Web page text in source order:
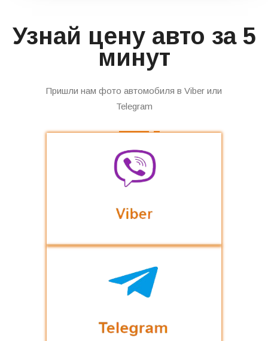
Узнай цену авто за 5
минут
Пришли нам фото автомобиля в Viber или
Telegram